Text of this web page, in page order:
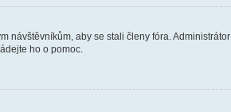
návštěvníkům, aby se stali členy fóra.
ho o pomoc.